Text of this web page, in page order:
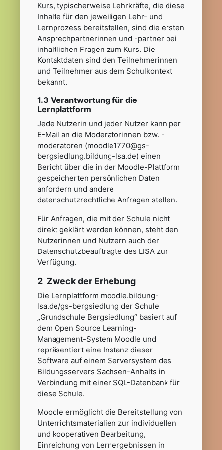
Kurs, typischerweise Lehrkräfte, die diese
Inhalte für den jeweiligen Lehr- und
Lernprozess bereitstellen, sind die ersten
Ansprechpartnerinnen und -partner bei
inhaltlichen Fragen zum Kurs. Die
Kontaktdaten sind den Teilnehmerinnen
und Teilnehmer aus dem Schulkontext
bekannt.
1.3 Verantwortung für die
Lernplattform
Jede Nutzerin und jeder Nutzer kann per
E-Mail an die Moderatorinnen bzw. -
moderatoren (moodle1770@gs-
bergsiedlung.bildung-lsa.de) einen
Bericht über die in der Moodle-Plattform
gespeicherten persönlichen Daten
anfordern und andere
datenschutzrechtliche Anfragen stellen.
Für Anfragen, die mit der Schule nicht
direkt geklärt werden können, steht den
Nutzerinnen und Nutzern auch der
Datenschutzbeauftragte des LISA zur
Verfügung.
2 Zweck der Erhebung
Die Lernplattform moodle.bildung-
lsa.de/gs-bergsiedlung der Schule
„Grundschule Bergsiedlung“ basiert auf
dem Open Source Learning-
Management-System Moodle und
repräsentiert eine Instanz dieser
Software auf einem Serversystem des
Bildungsservers Sachsen-Anhalts in
Verbindung mit einer SQL-Datenbank für
diese Schule.
Moodle ermöglicht die Bereitstellung von
Unterrichtsmaterialien zur individuellen
und kooperativen Bearbeitung,
Einreichung von Lernergebnissen in